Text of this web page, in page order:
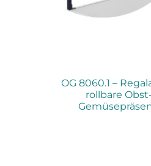
OG 8060.1 –
rollbare